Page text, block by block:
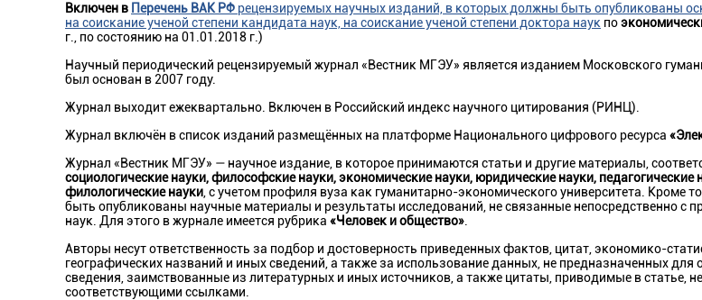
Включен в Перечень ВАК РФ рецензируемых научных изданий, в которых должны быть опубликованы
на соискание ученой степени кандидата наук, на соискание ученой степени доктора наук по
г., по состоянию на 01.01.2018 г.)
Научный периодический рецензируемый журнал «Вестник МГЭУ» является изданием Московского
был основан в 2007 году.
Журнал выходит ежеквартально. Включен в Российский индекс научного цитирования (РИНЦ).
Журнал включён в список изданий размещённых на платформе Национального цифрового ресурса
Журнал «Вестник МГЭУ» — научное издание, в которое принимаются статьи и другие материалы,
социологические науки, философские науки, экономические науки, юридические науки, педагогические
филологические науки , с учетом профиля вуза как гуманитарно-экономического университета. Кроме
быть опубликованы научные материалы и результаты исследований, не связанные непосредственно с
наук. Для этого в журнале имеется рубрика «Человек и общество».
Авторы несут ответственность за подбор и достоверность приведенных фактов, цитат, экономико-
географических названий и иных сведений, а также за использование данных, не предназначенных для
сведения, заимствованные из литературных и иных источников, а также цитаты, приводимые в статье,
соответствующими ссылками.